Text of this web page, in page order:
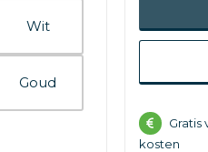
Wit
Goud
kosten